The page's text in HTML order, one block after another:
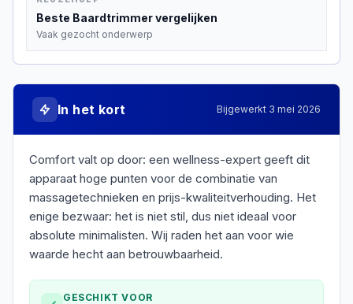
Beste Baardtrimmervergelijken
Vaak gezocht onderwerp
In het kort Bijgewerkt 3 mei 2026
Comfort valt op door: een wellness-expert geeft dit
apparaat hoge punten voor de combinatie van
massagetechnieken en prijs-kwaliteitverhouding. Het
enige bezwaar: het is niet stil, dus niet ideaal voor
absolute minimalisten. Wij raden het aan voor wie
waarde hecht aan betrouwbaarheid.
GESCHIKT VOOR